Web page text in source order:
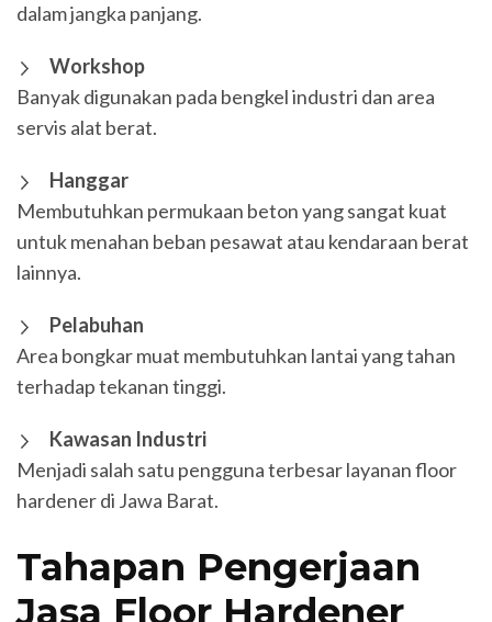
dalam jangka panjang.
Workshop
Banyak digunakan pada bengkel industri dan area
servis alat berat.
Hanggar
Membutuhkan permukaan beton yang sangat kuat
untuk menahan beban pesawat atau kendaraan berat
lainnya.
Pelabuhan
Area bongkar muat membutuhkan lantai yang tahan
terhadap tekanan tinggi.
Kawasan Industri
Menjadi salah satu pengguna terbesar layanan floor
hardener di Jawa Barat.
Tahapan Pengerjaan
Jasa Floor Hardener